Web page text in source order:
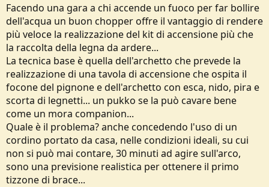
Facendo una gara a chi accende un fuoco per far bollire
dell'acqua un buon chopper offre il vantaggio di rendere
più veloce la realizzazione del kit di accensione più che
la raccolta della legna da ardere...
La tecnica base è quella dell'archetto che prevede la
realizzazione di una tavola di accensione che ospita il
focone del pignone e dell'archetto con esca, nido, pira e
scorta di legnetti... un pukko se la può cavare bene
come un mora companion...
Quale è il problema? anche concedendo l'uso di un
cordino portato da casa, nelle condizioni ideali, su cui
non si può mai contare, 30 minuti ad agire sull'arco,
sono una previsione realistica per ottenere il primo
tizzone di brace...